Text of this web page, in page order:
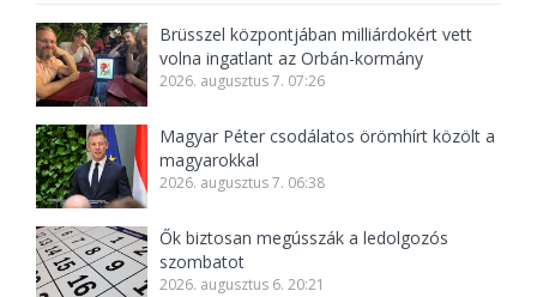
Brüsszel központjában milliárdokért vett
volna ingatlant az Orbán-kormány
2026. augusztus 7. 07:26
Magyar Péter csodálatos örömhírt közölt a
magyarokkal
2026. augusztus 7. 06:38
Ők biztosan megússzák a ledolgozós
szombatot
2026. augusztus 6. 20:21